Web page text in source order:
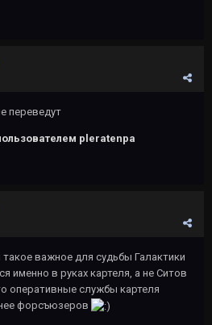
переведут
pleratenpa
важное для судьбы Галактики
именно в руках картеля, а не Ситов
оперативные службы картеля
форсъюзеров